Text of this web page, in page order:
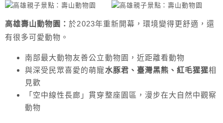
高雄壽山動物園：於2023年重新開幕，環境變得更舒適，還
有很多可愛動物。
南部最大動物友善公立動物園，近距離看動物
與深受民眾喜愛的萌寵 水豚君、臺灣黑熊、紅毛猩猩相
見歡
「空中線性長廊」貫穿整座園區，漫步在大自然中觀察
動物